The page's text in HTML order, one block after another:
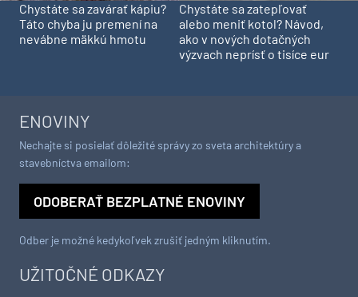
Chystáte sa zavárať kápiu?
Táto chyba ju premení na
nevábne mäkkú hmotu
Chystáte sa zatepľovať
alebo meniť kotol? Návod,
ako v nových dotačných
výzvach neprísť o tisíce eur
UŽITOČNÉ ODKAZY
ENOVINY
Nechajte si posielať dôležité správy zo sveta architektúry a
stavebníctva emailom:
ODOBERAŤ BEZPLATNÉ ENOVINY
Odber je možné kedykoľvek zrušiť jedným kliknutím.